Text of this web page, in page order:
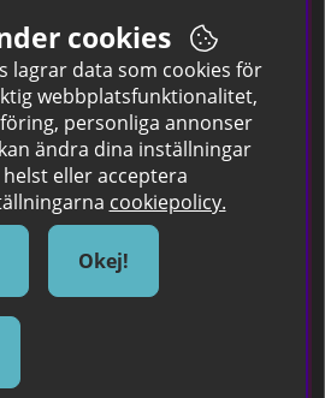
cookies
lagrar data som cookies för
webbplatsfunktionalitet,
personliga annonser
ändra dina inställningar
eller acceptera
cookiepolicy.
Okej!